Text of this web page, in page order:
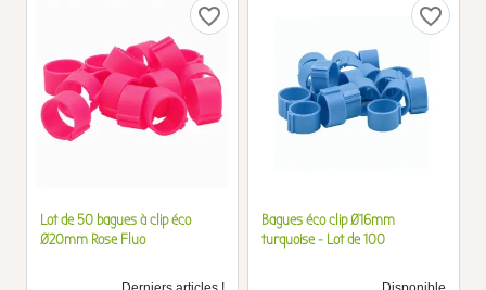
favorite_border
Lot de 50 bagues à clip éco
Ø20mm Rose Fluo
favorite_border
Bagues éco clip Ø16mm
turquoise - Lot de 100